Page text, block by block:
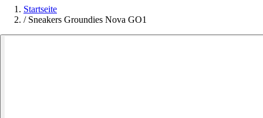
Startseite
/ Sneakers Groundies Nova GO1